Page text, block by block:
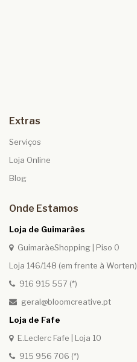
Extras
Serviços
Loja Online
Blog
Onde Estamos
Loja de Guimarães
GuimarãeShopping | Piso 0
Loja 146/148 (em frente à Worten)
916 915 557 (*)
geral@bloomcreative.pt
Loja de Fafe
E.Leclerc Fafe | Loja 10
915 956 706 (*)